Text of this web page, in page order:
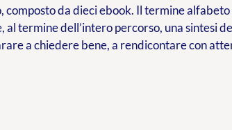
composto da dieci ebook. Il termine
termine dell’intero percorso, una sintesi
a chiedere bene, a rendicontare con